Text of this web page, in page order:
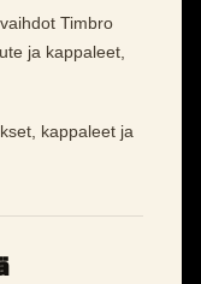
Timbro
ja kappaleet,
kappaleet ja